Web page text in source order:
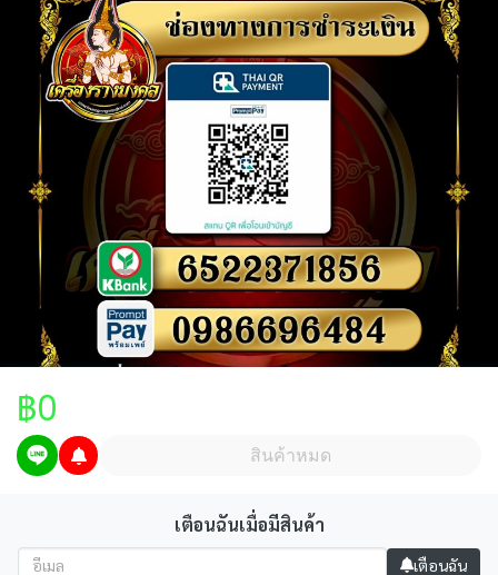
฿0
สินค้าหมด
เตือนฉันเมื่อมีสินค้า
เตือนฉัน
ในกรณีลูกค้าจะปล่อยวัตถุมงคลคืน ทางร้านจะรับเช่าบางรุ่นที่
ต้องการเท่านั้น และจะมีการหักเงินค่าวัตถุมงคล 40% จากราคา
เช่าและต้องอยู่ในสภาพเดิม